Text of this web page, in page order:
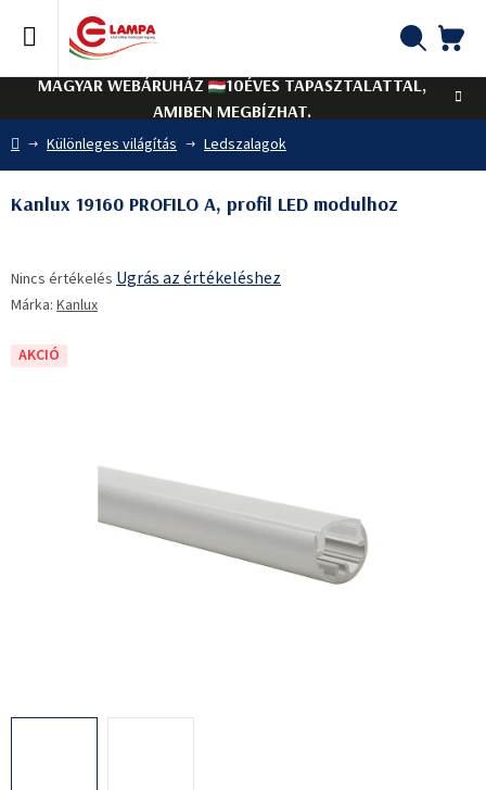
tartalomhoz
MAGYAR WEBÁRUHÁZ
10ÉVES TAPASZTALATTAL,
AMIBEN MEGBÍZHAT.
Kezdőlap
Különleges világítás Ledszalagok
Kanlux 19160 PROFILO A, profil LED modulhoz
termék
átlagos
5-
Nincs értékelés Ugrás az értékeléshez
Márka: Kanlux
AKCIÓ